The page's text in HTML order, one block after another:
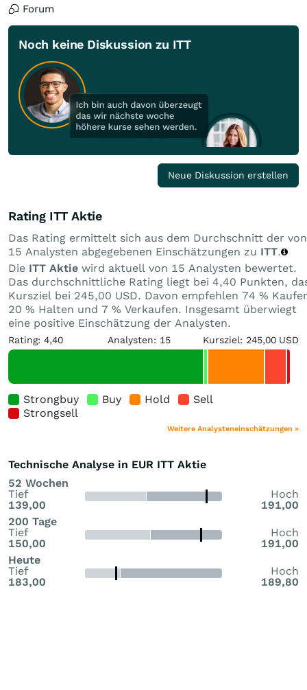
Forum
Noch keine Diskussion zu ITT
Neue Diskussion erstellen
Rating ITT Aktie
Das Rating ermittelt sich aus dem Durchschnitt der von
15 Analysten abgegebenen Einschätzungen zu ITT.
Die ITT Aktie wird aktuell von 15 Analysten bewertet.
Das durchschnittliche Rating liegt bei 4,40 Punkten,
Kursziel bei 245,00 USD. Davon empfehlen 74 %
20 % Halten und 7 % Verkaufen. Insgesamt überwiegt
eine positive Einschätzung der Analysten.
Rating: 4,40 Analysten: 15 Kursziel: 245,00 USD
Strongbuy Buy Hold
Sell
Strongsell
Weitere Analysteneinschätzungen »
Technische Analyse in EUR ITT Aktie
52 Wochen
Tief
139,00
Hoch
191,00
200 Tage
Tief
150,00
Hoch
191,00
Heute
Tief
183,00
Hoch
189,80